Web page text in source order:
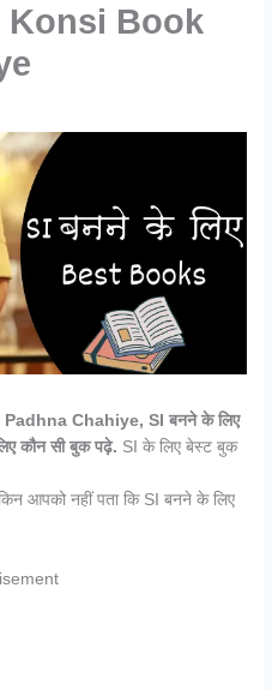
Konsi Book
Chahiye, SI बनने के लिए
कौन सी बुक पढ़े. SI के लिए बेस्ट बुक
आपको नहीं पता कि SI बनने के लिए